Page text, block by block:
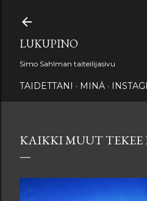
LUKUPINO
Simo Sahlman taiteilijasivu
TAIDETTANI MINÄ
KAIKKI MUUT